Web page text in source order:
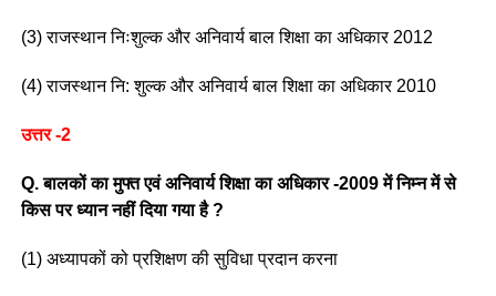
(3) राजस्थान निःशुल्क और अनिवार्य बाल शिक्षा का अधिकार 2012
(4) राजस्थान नि: शुल्क और अनिवार्य बाल शिक्षा का अधिकार 2010
उत्तर -2
Q. बालकों का मुफ्त एवं अनिवार्य शिक्षा का अधिकार -2009 में निम्न में से
किस पर ध्यान नहीं दिया गया है ?
(1) अध्यापकों को प्रशिक्षण की सुविधा प्रदान करना